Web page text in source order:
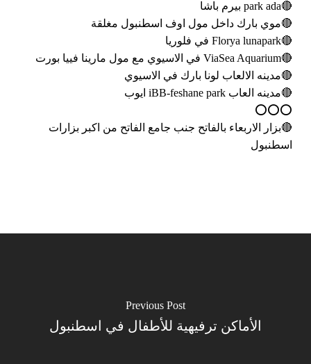
🔴park ada بيرم باشا
🔴موي بارك داخل مول اوف اسطنبول مغلقة
🔴Florya lunapark في فلوريا
🔴ViaSea Aquarium في الاسيوي مع مول مارينا فييا بورت
🔴مدينه الالعاب لونا بارك في الاسيوي
🔴مدينه العاب iBB-feshane park ايوب
⭕️⭕️⭕️
🔴بزار الاربعاء بالفاتح جنب جامع الفاتح من اكبر بزارات
اسطنبول
Previous Post
الأماكن ترفيهية للأطفال في اسطنبول